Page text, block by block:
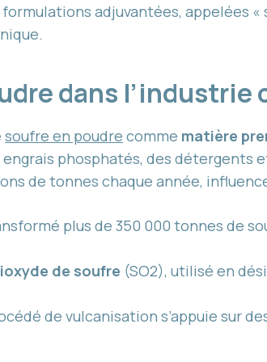
adjuvantées, appelées
dans l’industrie
soufre en poudre comme matière
phosphatés, des détergents
de tonnes chaque année,
plus de 350 000 tonnes de
de soufre (SO2), utilisé en
de vulcanisation s’appuie sur